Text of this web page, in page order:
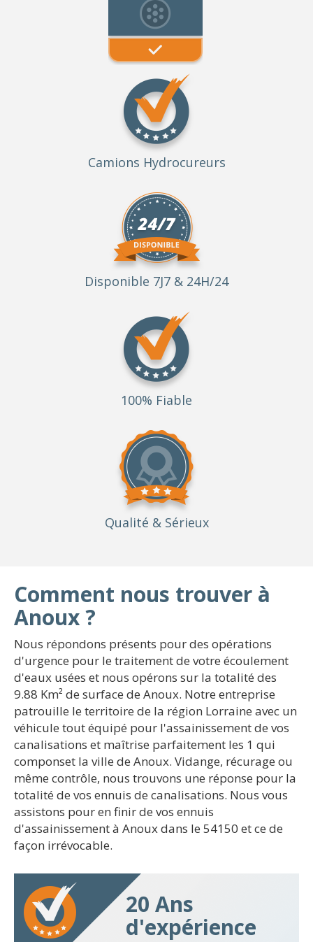
Camions Hydrocureurs
Disponible 7J7 & 24H/24
100% Fiable
Qualité & Sérieux
Comment nous trouver à
Anoux ?
Nous répondons présents pour des opérations
d'urgence pour le traitement de votre écoulement
d'eaux usées et nous opérons sur la totalité des
9.88 Km² de surface de Anoux. Notre entreprise
patrouille le territoire de la région Lorraine avec un
véhicule tout équipé pour l'assainissement de vos
canalisations et maîtrise parfaitement les 1 qui
componset la ville de Anoux. Vidange, récurage ou
même contrôle, nous trouvons une réponse pour la
totalité de vos ennuis de canalisations. Nous vous
assistons pour en finir de vos ennuis
d'assainissement à Anoux dans le 54150 et ce de
façon irrévocable.
20 Ans
d'expérience